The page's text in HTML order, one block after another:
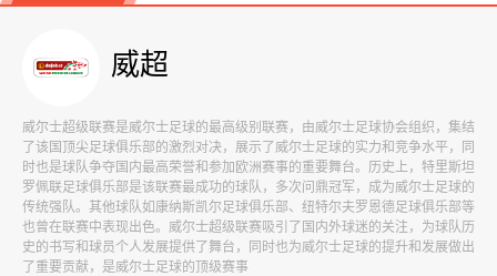
威超
威尔士超级联赛是威尔士足球的最高级别联赛，由威尔士足球协会组织，集结
了该国顶尖足球俱乐部的激烈对决，展示了威尔士足球的实力和竞争水平，同
时也是球队争夺国内最高荣誉和参加欧洲赛事的重要舞台。历史上，特里斯坦
罗佩联足球俱乐部是该联赛最成功的球队，多次问鼎冠军，成为威尔士足球的
传统强队。其他球队如康纳斯凯尔足球俱乐部、纽特尔夫罗恩德足球俱乐部等
也曾在联赛中表现出色。威尔士超级联赛吸引了国内外球迷的关注，为球队历
史的书写和球员个人发展提供了舞台，同时也为威尔士足球的提升和发展做出
了重要贡献，是威尔士足球的顶级赛事